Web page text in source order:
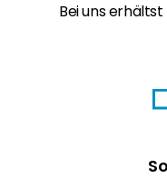
Bei uns